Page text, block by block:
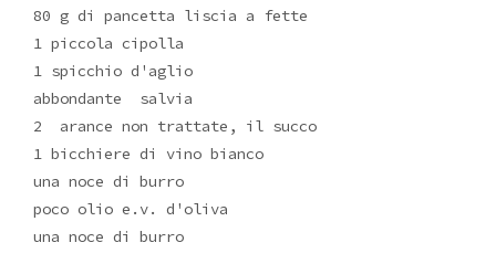
80 g di pancetta liscia a fette
1 piccola cipolla
1 spicchio d'aglio
abbondante salvia
2 arance non trattate, il succo
1 bicchiere di vino bianco
una noce di burro
poco olio e.v. d'oliva
una noce di burro